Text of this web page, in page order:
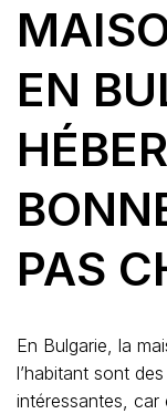
EN
PAS
En Bulgarie, la
l’habitant sont
intéressantes, car